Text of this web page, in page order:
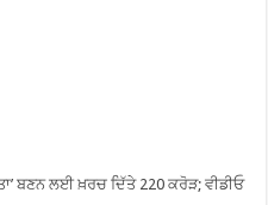
ਬਣਨ ਲਈ ਖ਼ਰਚ ਦਿੱਤੇ 220 ਕਰੋੜ; ਵੀਡੀਓ